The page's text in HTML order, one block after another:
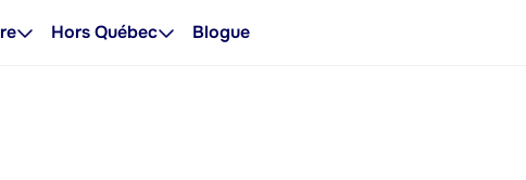
Hors Québec Blogue